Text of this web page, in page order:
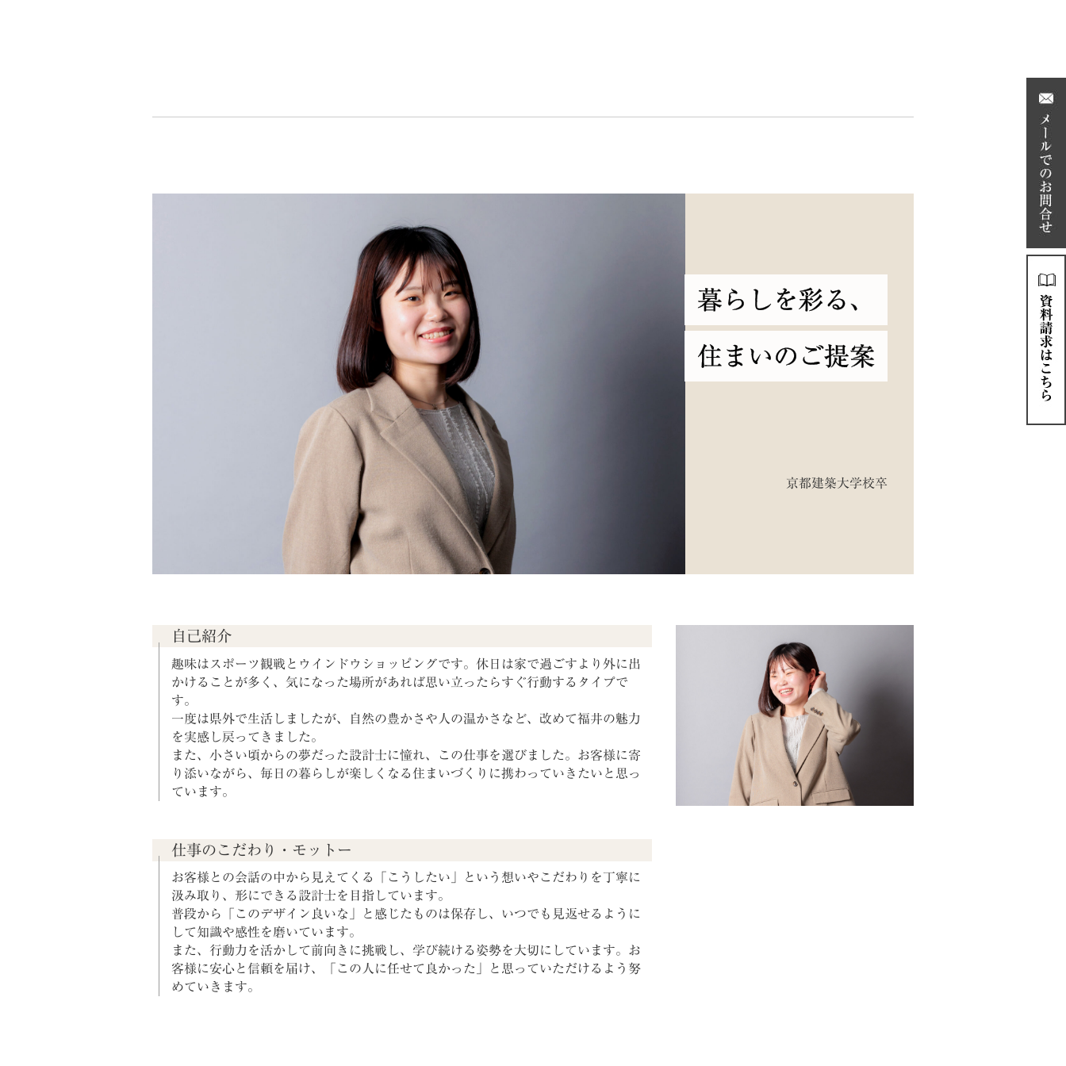
暮らしを彩る、
住まいのご提案
京都建築大学校卒
自己紹介
趣味はスポーツ観戦とウインドウショッピングです。休日は家で過ごすより外に出
かけることが多く、気になった場所があれば思い立ったらすぐ行動するタイプで
す。
一度は県外で生活しましたが、自然の豊かさや人の温かさなど、改めて福井の魅力
を実感し戻ってきました。
また、小さい頃からの夢だった設計士に憧れ、この仕事を選びました。お客様に寄
り添いながら、毎日の暮らしが楽しくなる住まいづくりに携わっていきたいと思っ
ています。
仕事のこだわり・モットー
お客様との会話の中から見えてくる「こうしたい」という想いやこだわりを丁寧に
汲み取り、形にできる設計士を目指しています。
普段から「このデザイン良いな」と感じたものは保存し、いつでも見返せるように
して知識や感性を磨いています。
また、行動力を活かして前向きに挑戦し、学び続ける姿勢を大切にしています。お
客様に安心と信頼を届け、「この人に任せて良かった」と思っていただけるよう努
めていきます。